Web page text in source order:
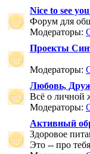
Nice to see
Форум для
Модераторы:
Проекты
Модераторы:
Любовь,
Всё о личной
Модераторы:
Активный
Здоровое
Это -- про